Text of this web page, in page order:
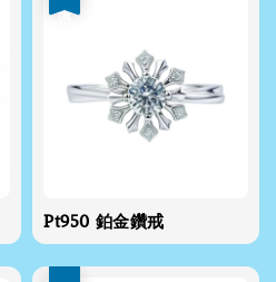
Pt950 鉑金鑽戒